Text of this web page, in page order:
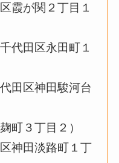
霞が関２丁目１
代田区永田町１
田区神田駿河台
町３丁目２）
神田淡路町１丁